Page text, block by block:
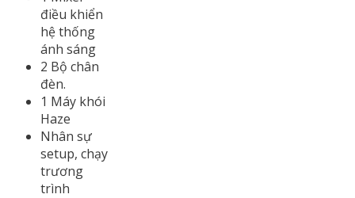
điều khiển
hệ thống
ánh sáng
2 Bộ chân
đèn.
1 Máy khói
Haze
Nhân sự
setup, chạy
trương
trình